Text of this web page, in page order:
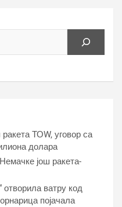
ТОW, уговор са
долара
још ракета-
ватру код
појачала